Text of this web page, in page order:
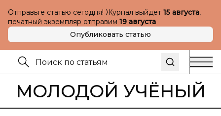
Отправьте статью сегодня! Журнал выйдет 15 августа,
печатный экземпляр отправим 19 августа
Опубликовать статью
МОЛОДОЙ УЧЁНЫЙ